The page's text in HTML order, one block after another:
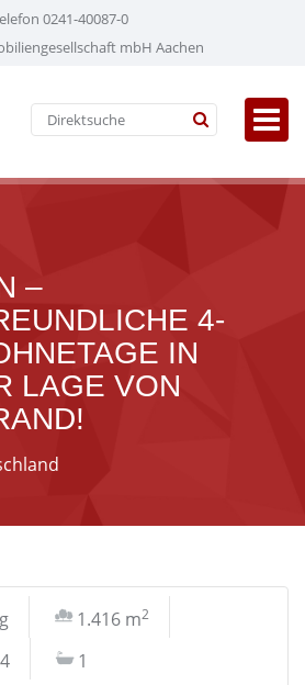
0241-40087-0
mbH Aachen
–
4-
IN
LAGE VON
1.416 m2
4 1